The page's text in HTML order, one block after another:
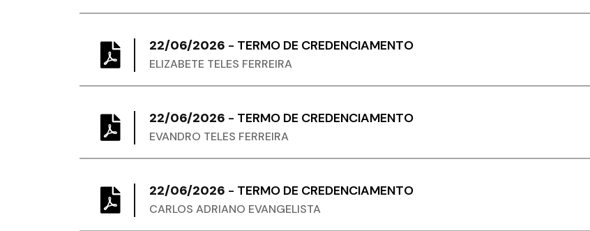
22/06/2026 - TERMO DE CREDENCIAMENTO
ELIZABETE TELES FERREIRA
22/06/2026 - TERMO DE CREDENCIAMENTO
EVANDRO TELES FERREIRA
22/06/2026 - TERMO DE CREDENCIAMENTO
CARLOS ADRIANO EVANGELISTA